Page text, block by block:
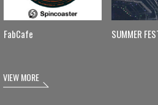
FabCafe SUMMER
VIEW MORE